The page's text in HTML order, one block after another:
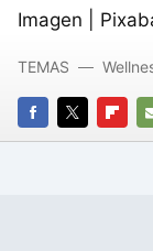
Imagen |
FACEBOOK
TWITTER
TEMAS